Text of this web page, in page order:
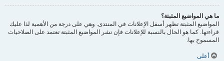
ما هي المواضيع المثبتة؟
المواضيع المثبتة تظهر أسفل الإعلانات في المنتدى. وهي على درجة من الأهمية لذا عليك
قراءتها. كما هو الحال بالنسبة للإعلانات فإن نشر المواضيع المثبتة تعتمد على الصلاحيات
المسموح بها.
أعلى